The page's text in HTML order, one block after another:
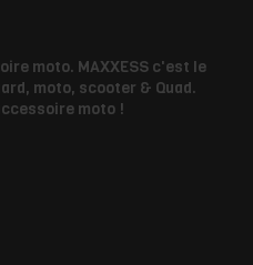
moto. MAXXESS c'est le
moto, scooter & Quad.
moto !